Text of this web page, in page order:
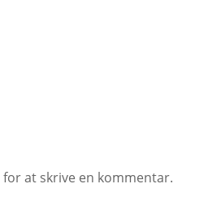
for at skrive en kommentar.